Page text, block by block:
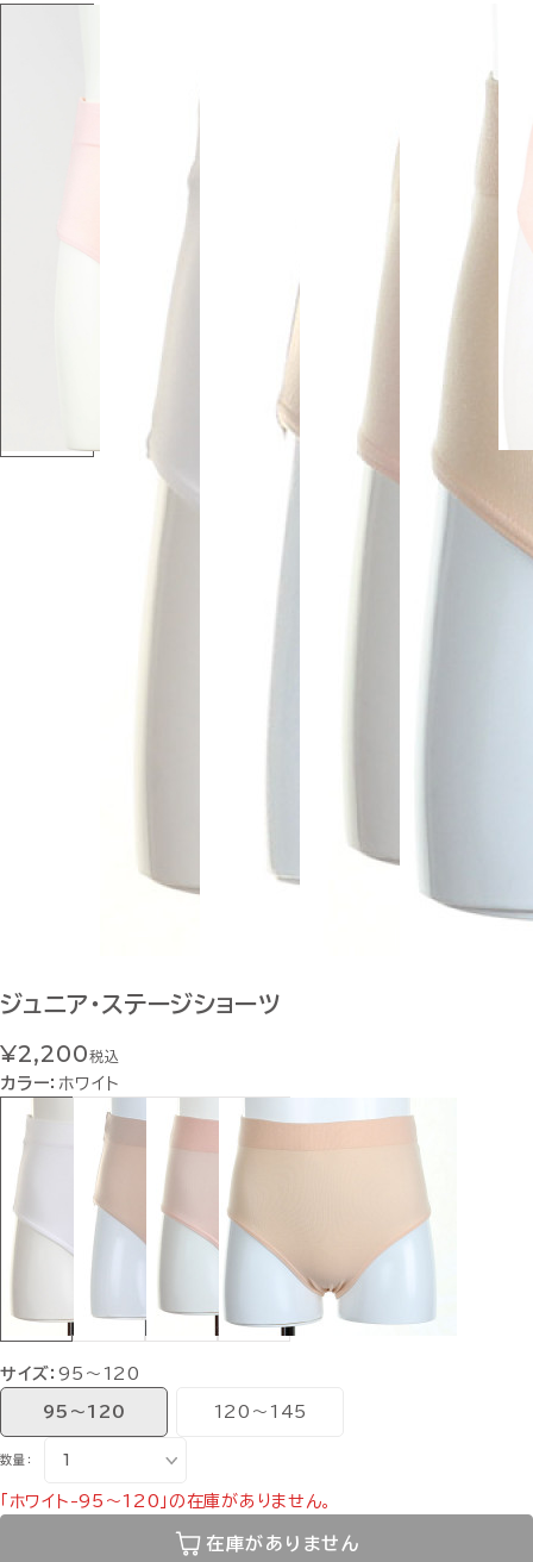
ジュニア・ステージショーツ
¥2,200税込
カラー： ホワイト
サイズ：95〜120
95〜120 120〜145
数量：
「ホワイト-95〜120」の在庫がありません。
在庫がありません